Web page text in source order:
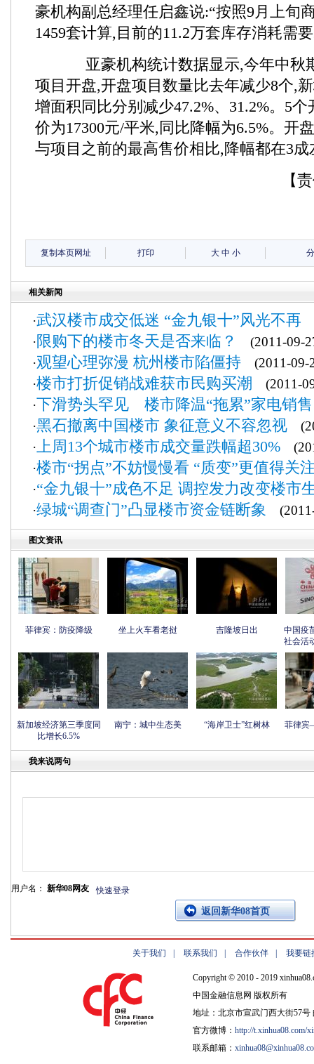
豪机构副总经理任启鑫说:“按照9月上旬
1459套计算,目前的11.2万套库存消耗需
亚豪机构统计数据显示,今年中秋
项目开盘,开盘项目数量比去年减少8个,
增面积同比分别减少47.2%、31.2%。5
价为17300元/平米,同比降幅为6.5%。开
与项目之前的最高售价相比,降幅都在3成
【
复制本页网址 打印 大 中 小
相关新闻
·武汉楼市成交低迷 “金九银十”风光不再
·限购下的楼市冬天是否来临？
(2011-09-
·观望心理弥漫 杭州楼市陷僵持 (2011-09-
·楼市打折促销战难获市民购买潮 (2011-
·下滑势头罕见 楼市降温“拖累”家电销售
·黑石撤离中国楼市 象征意义不容忽视
·上周13个城市楼市成交量跌幅超30%
·楼市“拐点”不妨慢慢看 “质变”更值得关
·“金九银十”成色不足 调控发力改变楼市
·绿城“调查门”凸显楼市资金链断象
图文资讯
菲律宾：防疫降级 坐上火车看老挝 吉隆坡日出
中国疫
社会活
新加坡经济第三季度同
比增长6.5%
南宁：城中生态美 “海岸卫士”红树林 菲律宾
我来说两句
用户名： 新华08网友 快速登录
返回新华08首页
关于我们 联系我们 合作伙伴 我要链
Copyright © 2010 - 2019
中国金融信息网 版权所有
地址：北京市宣武门西大街57号
官方微博： http://t.xinhua08.com/
联系邮箱：